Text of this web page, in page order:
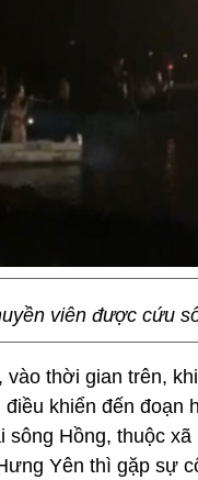
viên được cứu
vào thời gian trên,
điều khiển đến đoạn
sông Hồng, thuộc xã
Yên thì gặp sự